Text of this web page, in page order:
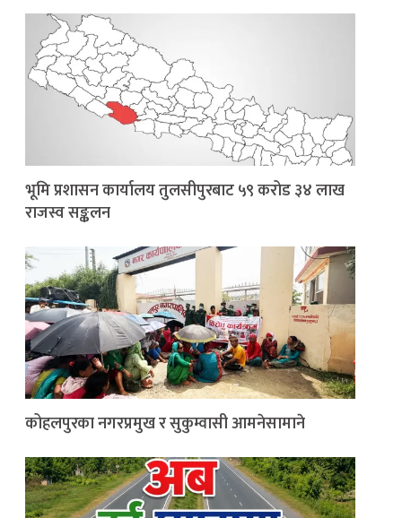
भूमि प्रशासन कार्यालय तुलसीपुरबाट ५९ करोड ३४ लाख
राजस्व सङ्कलन
कोहलपुरका नगरप्रमुख र सुकुम्वासी आमनेसामाने